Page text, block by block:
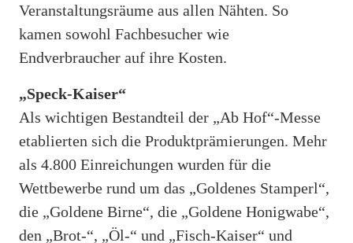
Veranstaltungsräume aus allen Nähten. So
kamen sowohl Fachbesucher wie
Endverbraucher auf ihre Kosten.
„Speck-Kaiser“
Als wichtigen Bestandteil der „Ab Hof“-Messe
etablierten sich die Produktprämierungen. Mehr
als 4.800 Einreichungen wurden für die
Wettbewerbe rund um das „Goldenes Stamperl“,
die „Goldene Birne“, die „Goldene Honigwabe“,
den „Brot-“, „Öl-“ und „Fisch-Kaiser“ und